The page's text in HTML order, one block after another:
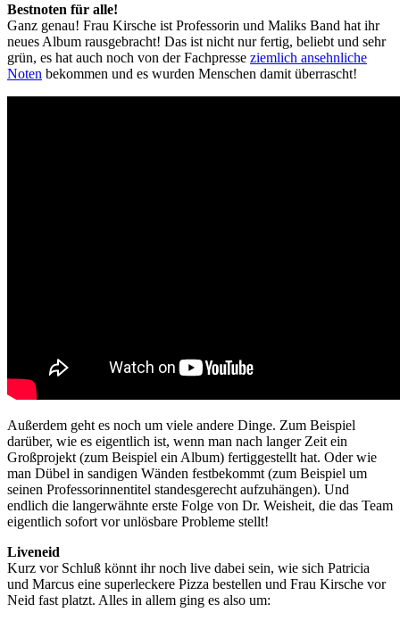
Bestnoten für alle!
Ganz genau! Frau Kirsche ist Professorin und Maliks Band hat ihr
neues Album rausgebracht! Das ist nicht nur fertig, beliebt und sehr
grün, es hat auch noch von der Fachpresse ziemlich ansehnliche
Noten bekommen und es wurden Menschen damit überrascht!
Außerdem geht es noch um viele andere Dinge. Zum Beispiel
darüber, wie es eigentlich ist, wenn man nach langer Zeit ein
Großprojekt (zum Beispiel ein Album) fertiggestellt hat. Oder wie
man Dübel in sandigen Wänden festbekommt (zum Beispiel um
seinen Professorinnentitel standesgerecht aufzuhängen). Und
endlich die langerwähnte erste Folge von Dr. Weisheit, die das Team
eigentlich sofort vor unlösbare Probleme stellt!
Liveneid
Kurz vor Schluß könnt ihr noch live dabei sein, wie sich Patricia
und Marcus eine superleckere Pizza bestellen und Frau Kirsche vor
Neid fast platzt. Alles in allem ging es also um: